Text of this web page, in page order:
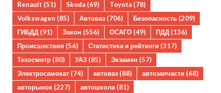
Renault (51) Skoda (69) Toyota (78)
Volkswagen (85) Автоваз (706) Безопасность (209)
ГИБДД (91) Закон (556) ОСАГО (49) ПДД (136)
Происшествия (56) Статистика и рейтинги (317)
Техосмотр (80) УАЗ (85) Экзамен (57)
Электросамокат (74) автоваз (88) автозапчасти (68)
авторынок (227) автошкола(81)